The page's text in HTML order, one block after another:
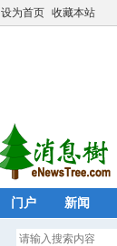
设为首页 收藏本站
门户 新闻